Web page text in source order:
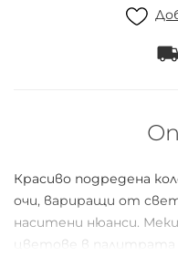
Красиво подредена
очи, вариращи от
наситени нюанси.
цветове в палитрата